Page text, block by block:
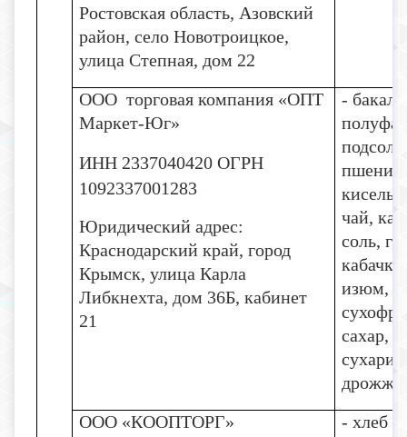
Ростовская область, Азовский
район, село Новотроицкое,
улица Степная, дом 22
ООО торговая компания «ОПТ
Маркет-Юг»
ИНН 2337040420 ОГРН
1092337001283
Юридический адрес:
Краснодарский край, город
Крымск, улица Карла
Либкнехта, дом 36Б, кабинет
21
-
кисель,
чай,
соль,
изюм,
сахар,
сухари
ООО «КООПТОРГ»
- хлеб